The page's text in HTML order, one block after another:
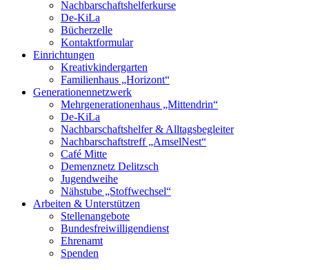
Nachbarschaftshelferkurse
De-KiLa
Bücherzelle
Kontaktformular
Einrichtungen
Kreativkindergarten
Familienhaus „Horizont“
Generationennetzwerk
Mehrgenerationenhaus „Mittendrin“
De-KiLa
Nachbarschaftshelfer & Alltagsbegleiter
Nachbarschaftstreff „AmselNest“
Café Mitte
Demenznetz Delitzsch
Jugendweihe
Nähstube „Stoffwechsel“
Arbeiten & Unterstützen
Stellenangebote
Bundesfreiwilligendienst
Ehrenamt
Spenden